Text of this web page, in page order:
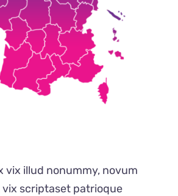
vix illud nonummy, novum
scriptaset patrioque